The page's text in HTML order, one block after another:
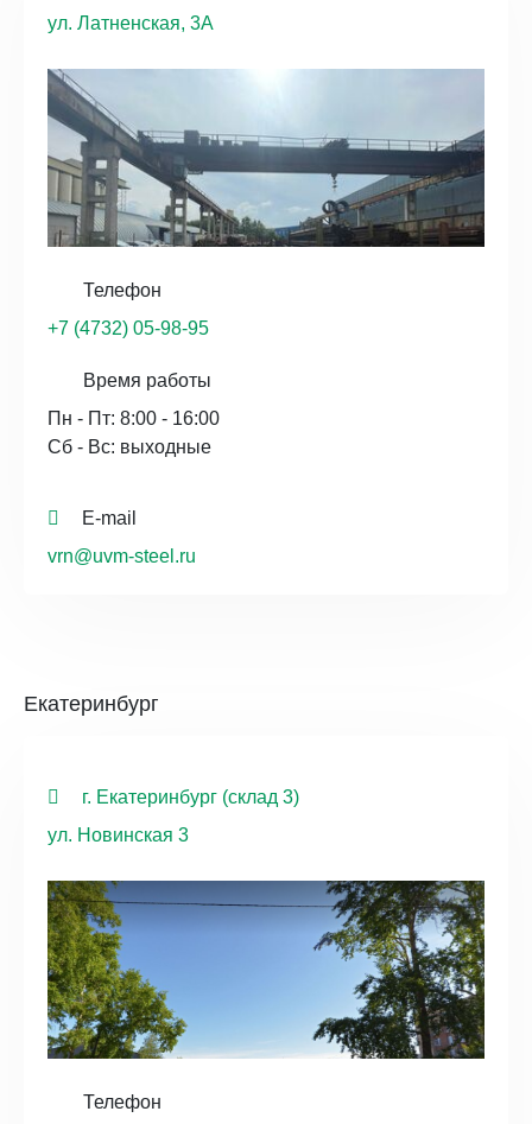
ул. Латненская, 3А
Телефон
+7 (4732) 05-98-95
Время работы
Пн - Пт: 8:00 - 16:00
Сб - Вс: выходные
E-mail
vrn@uvm-steel.ru
Екатеринбург
г. Екатеринбург (склад 3)
ул. Новинская 3
Телефон